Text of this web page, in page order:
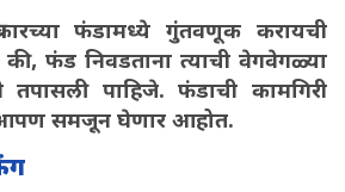
फंडामध्ये गुंतवणूक करायची
फंड निवडताना त्याची वेगवेगळ्या
तपासली पाहिजे. फंडाची कामगिरी
समजून घेणार आहोत.